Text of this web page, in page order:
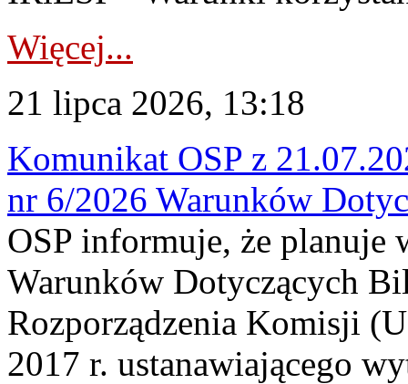
Więcej...
21 lipca 2026, 13:18
Komunikat OSP z
nr 6/2026 Warunków
OSP informuje, że planuje
Warunków Dotyczących
Rozporządzenia Komisji
2017 r. ustanawiającego